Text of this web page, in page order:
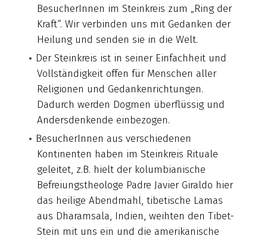
BesucherInnen im Steinkreis zum „Ring der
Kraft“. Wir verbinden uns mit Gedanken der
Heilung und senden sie in die Welt.
Der Steinkreis ist in seiner Einfachheit und
Vollständigkeit offen für Menschen aller
Religionen und Gedankenrichtungen.
Dadurch werden Dogmen überflüssig und
Andersdenkende einbezogen.
BesucherInnen aus verschiedenen
Kontinenten haben im Steinkreis Rituale
geleitet, z.B. hielt der kolumbianische
Befreiungstheologe Padre Javier Giraldo hier
das heilige Abendmahl, tibetische Lamas
aus Dharamsala, Indien, weihten den Tibet-
Stein mit uns ein und die amerikanische